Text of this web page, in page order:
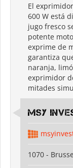
El
600 W está
jugo fresco
potente
exprime de
garantiza
naranja,
exprimidor
mitades
MSY
1070 -